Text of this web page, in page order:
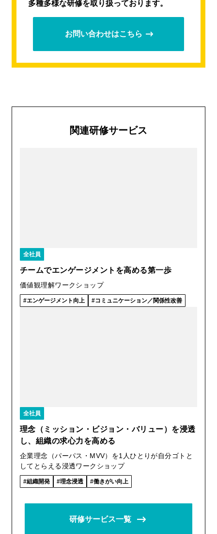
多種多様な研修を取り扱っております。
お問い合わせはこちら
関連研修サービス
全社員
チームでエンゲージメントを高める第一歩
価値観理解ワークショップ
エンゲージメント向上 コミュニケーション／関係性改善
全社員
理念（ミッション・ビジョン・バリュー）を浸透
し、組織の求心力を高める
企業理念（パーパス・MVV）を1人ひとりが自分ゴトと
してとらえる浸透ワークショップ
組織開発 理念浸透 働きがい向上
研修サービス一覧